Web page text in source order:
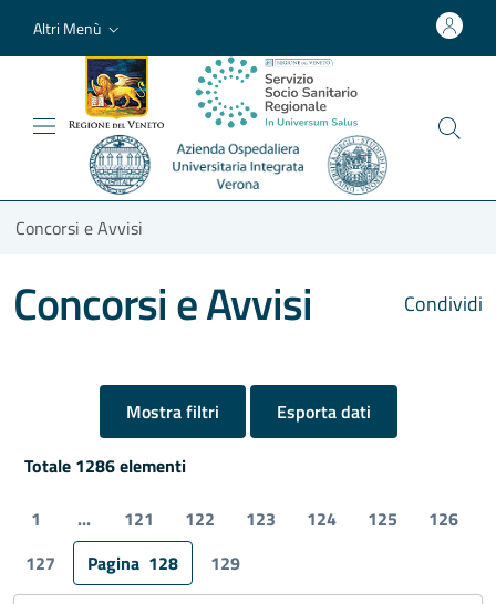
Altri Menù
Concorsi e Avvisi
Condividi
Concorsi e Avvisi
Mostra filtri Esporta dati
Totale 1286 elementi
1
... 121 122 123 124 125
126
127
Pagina 128 129